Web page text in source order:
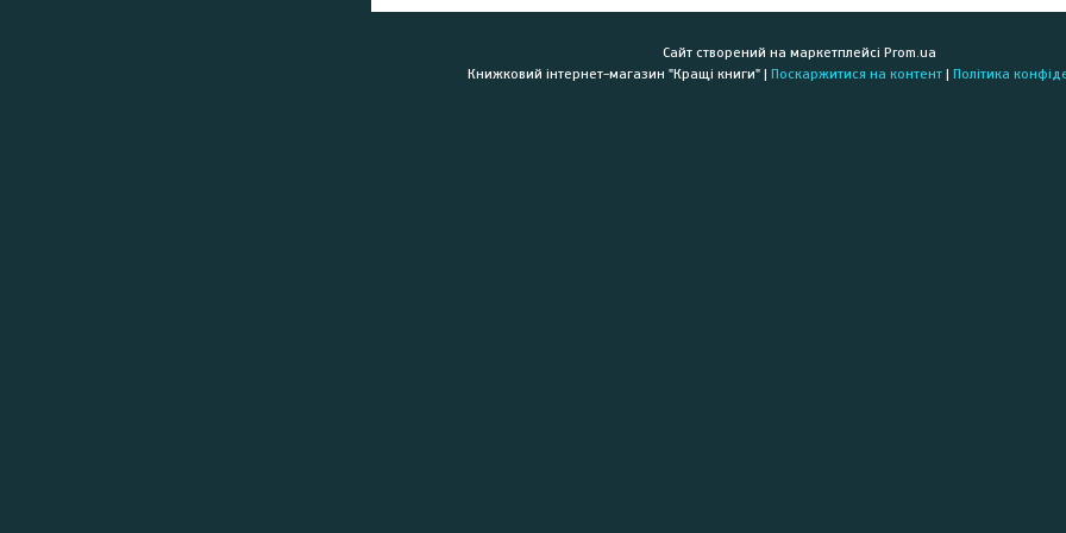
Сайт створений на маркетплейсі Prom.ua
Книжковий інтернет-магазин "Кращі книги" | Поскаржитися на контент | Політика